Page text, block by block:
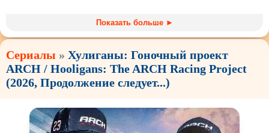
Marvel PIXAR
Sci-Fi (Научнаяфантастика) Trash (трэш) movies
Авангард и Сюрреализм Ангелы и Демоны
Врачи Гении
Показать больше ►
Сериалы » Хулиганы: Гоночный проект
ARCH / Hooligans: The ARCH Racing Project
(2026, Продолжение следует...)